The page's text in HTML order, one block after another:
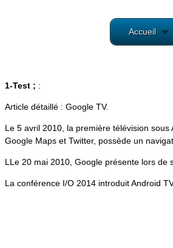
Accueil
1-Test ; :
Article détaillé : Google TV.
Le 5 avril 2010, la première télévision
Google Maps et Twitter, possède un
LLe 20 mai 2010, Google présente lors de
La conférence I/O 2014 introduit Android